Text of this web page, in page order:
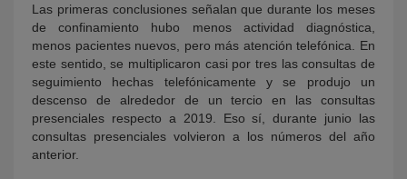
Las primeras conclusiones señalan que durante los meses
de confinamiento hubo menos actividad diagnóstica,
menos pacientes nuevos, pero más atención telefónica. En
este sentido, se multiplicaron casi por tres las consultas de
seguimiento hechas telefónicamente y se produjo un
descenso de alrededor de un tercio en las consultas
presenciales respecto a 2019. Eso sí, durante junio las
consultas presenciales volvieron a los números del año
anterior.